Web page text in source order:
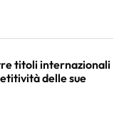
titoli internazionali
delle sue